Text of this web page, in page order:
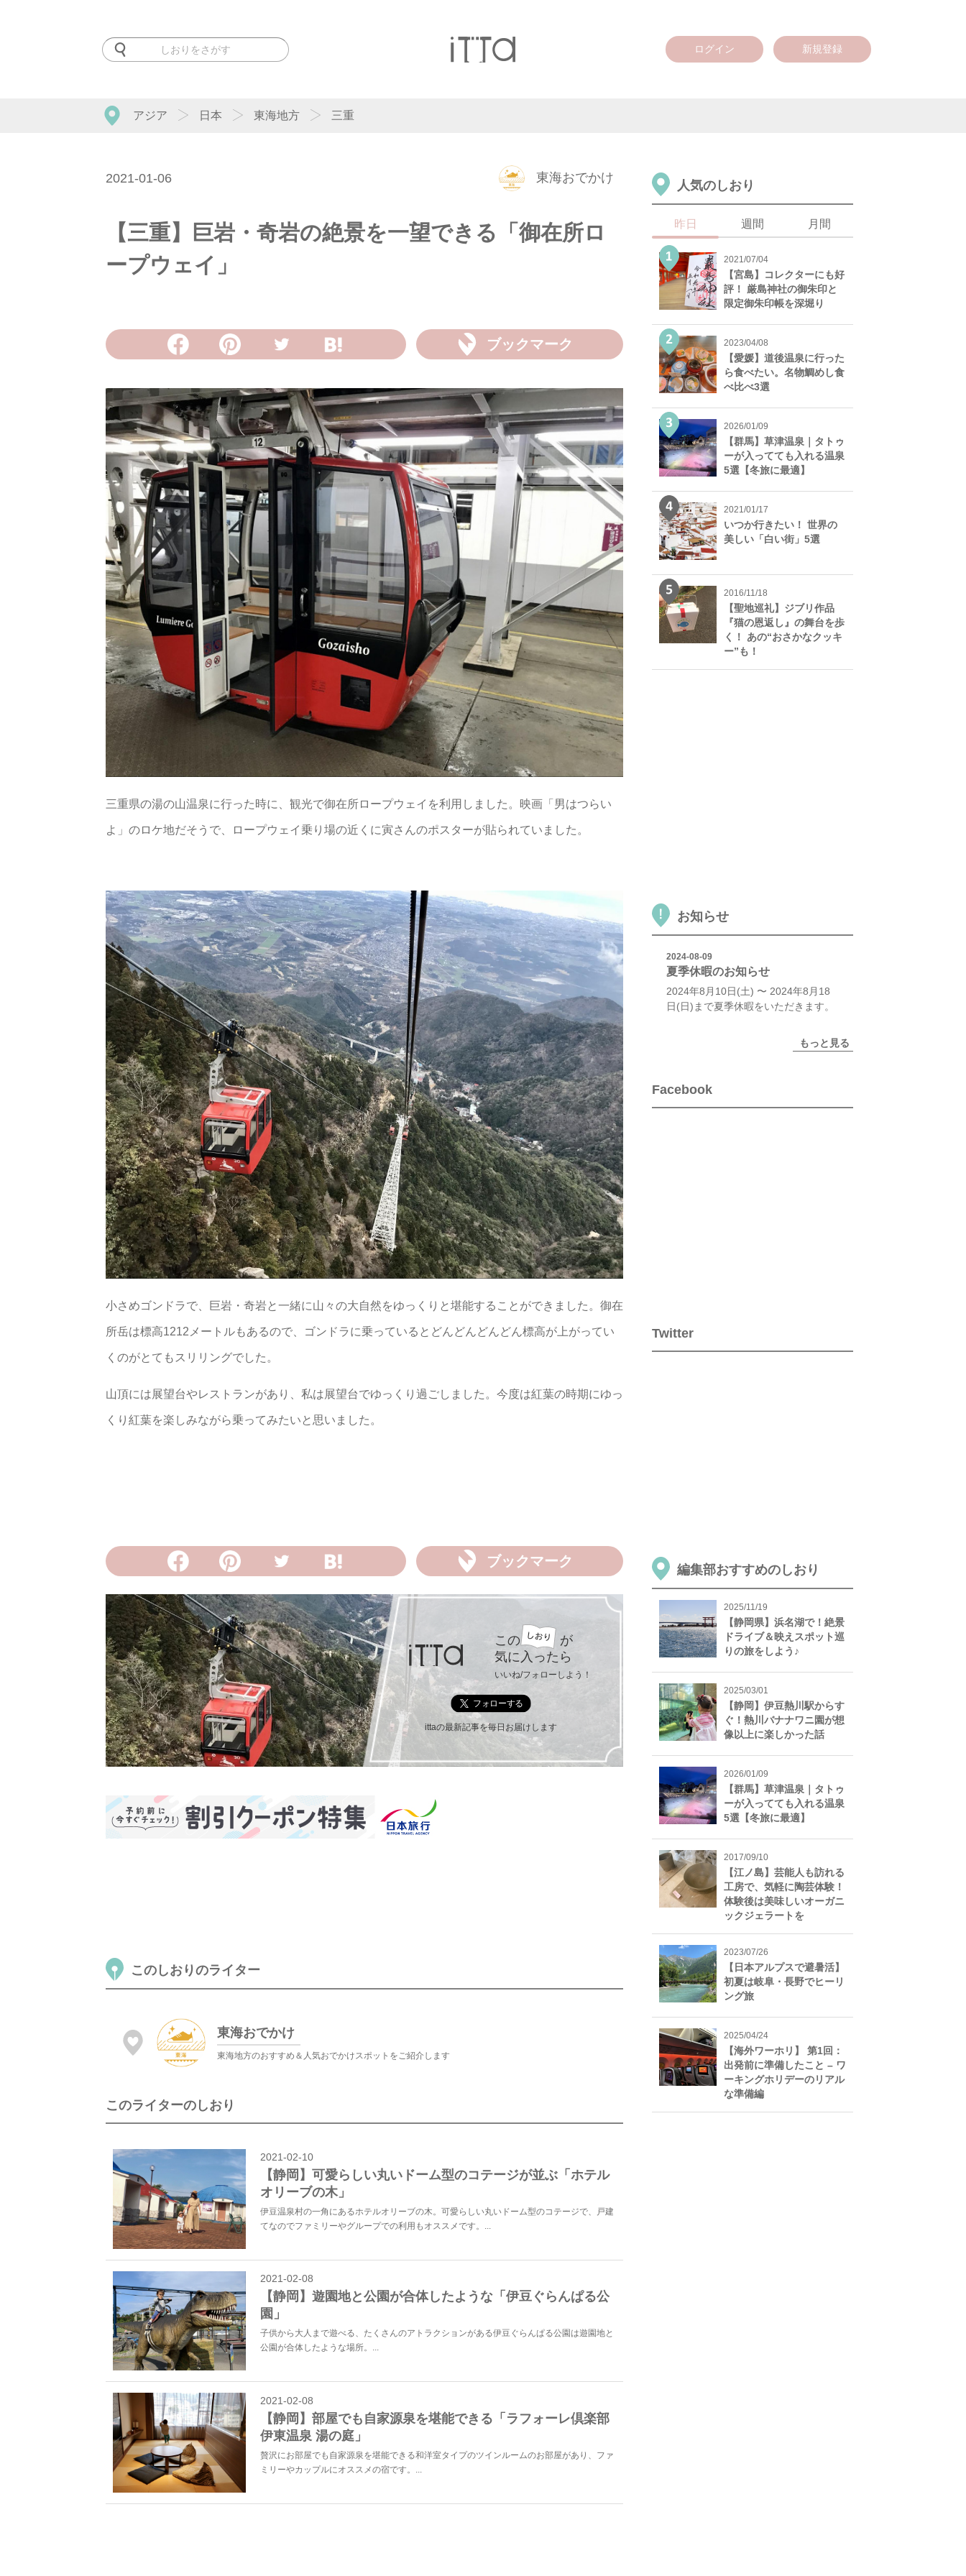
ログイン 新規登録
アジア 日本 東海地方 三重
2021-01-06 東海おでかけ
【三重】巨岩・奇岩の絶景を一望できる「御在所ロ
ープウェイ」
ブックマーク
三重県の湯の山温泉に行った時に、観光で御在所ロープウェイを利用しました。映画「男はつらい
よ」のロケ地だそうで、ロープウェイ乗り場の近くに寅さんのポスターが貼られていました。
小さめゴンドラで、巨岩・奇岩と一緒に山々の大自然をゆっくりと堪能することができました。御在
所岳は標高1212メートルもあるので、ゴンドラに乗っているとどんどんどんどん標高が上がってい
くのがとてもスリリングでした。
山頂には展望台やレストランがあり、私は展望台でゆっくり過ごしました。今度は紅葉の時期にゆっ
くり紅葉を楽しみながら乗ってみたいと思いました。
ブックマーク
この
が
気に入ったら
いいね/フォローしよう！
ittaの最新記事を毎日お届けします
このしおりのライター
東海おでかけ
東海地方のおすすめ＆人気おでかけスポットをご紹介します
このライターのしおり
2021-02-10
【静岡】可愛らしい丸いドーム型のコテージが並ぶ「ホテル
オリーブの木」
伊豆温泉村の一角にあるホテルオリーブの木。可愛らしい丸いドーム型のコテージで、戸建
てなのでファミリーやグループでの利用もオススメです。...
2021-02-08
【静岡】遊園地と公園が合体したような「伊豆ぐらんぱる公
園」
子供から大人まで遊べる、たくさんのアトラクションがある伊豆ぐらんぱる公園は遊園地と
公園が合体したような場所。...
2021-02-08
【静岡】部屋でも自家源泉を堪能できる「ラフォーレ倶楽部
伊東温泉 湯の庭」
贅沢にお部屋でも自家源泉を堪能できる和洋室タイプのツインルームのお部屋があり、ファ
ミリーやカップルにオススメの宿です。...
人気のしおり
昨日 週間 月間
2021/07/04
【宮島】コレクターにも好
評！ 厳島神社の御朱印と
限定御朱印帳を深堀り
2023/04/08
【愛媛】道後温泉に行った
ら食べたい。名物鯛めし食
べ比べ3選
2026/01/09
【群馬】草津温泉｜タトゥ
ーが入ってても入れる温泉
5選【冬旅に最適】
2021/01/17
いつか行きたい！ 世界の
美しい「白い街」5選
2016/11/18
【聖地巡礼】ジブリ作品
『猫の恩返し』の舞台を歩
く！ あの“おさかなクッキ
ー”も！
お知らせ
2024-08-09
夏季休暇のお知らせ
2024年8月10日(土) 〜 2024年8月18
日(日)まで夏季休暇をいただきます。
もっと見る
Facebook
Twitter
編集部おすすめのしおり
2025/11/19
【静岡県】浜名湖で！絶景
ドライブ＆映えスポット巡
りの旅をしよう♪
2025/03/01
【静岡】伊豆熱川駅からす
ぐ！熱川バナナワニ園が想
像以上に楽しかった話
2026/01/09
【群馬】草津温泉｜タトゥ
ーが入ってても入れる温泉
5選【冬旅に最適】
2017/09/10
【江ノ島】芸能人も訪れる
工房で、気軽に陶芸体験！
体験後は美味しいオーガニ
ックジェラートを
2023/07/26
【日本アルプスで避暑活】
初夏は岐阜・長野でヒーリ
ング旅
2025/04/24
【海外ワーホリ】 第1回：
出発前に準備したこと – ワ
ーキングホリデーのリアル
な準備編